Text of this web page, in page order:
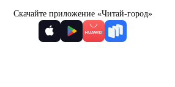
Скачайте приложение «Читай-город»